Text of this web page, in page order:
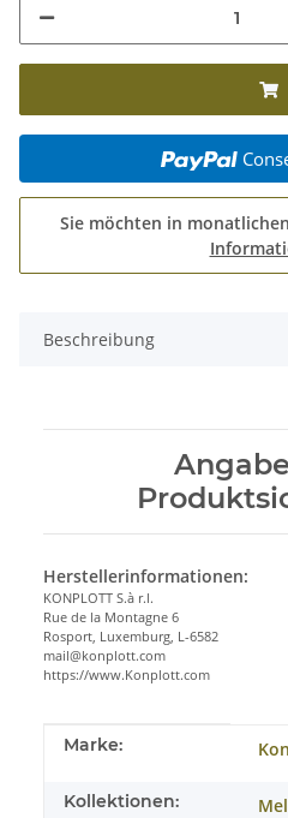
Sie möchten in
Beschreibung
Herstellerinformationen:
KONPLOTT S.à r.l.
Rue de la Montagne 6
Rosport, Luxemburg, L-6582
mail@konplott.com
https://www.Konplott.com
Produkteigenschaft
Wert
Marke:
Kollektionen: